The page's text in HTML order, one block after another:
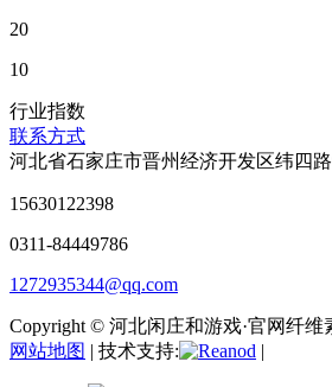
20
10
行业指数
联系方式
河北省石家庄市晋州经济开发区纬四
15630122398
0311-84449786
1272935344@qq.com
Copyright © 河北闲庄和游戏·官网纤维
网站地图 | 技术支持: |